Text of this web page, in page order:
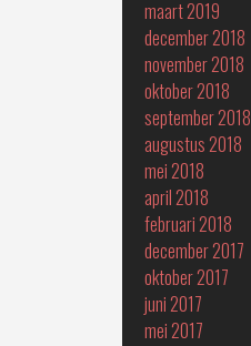
maart 2019
december 2018
november 2018
oktober 2018
september 2018
augustus 2018
mei 2018
april 2018
februari 2018
december 2017
oktober 2017
juni 2017
mei 2017